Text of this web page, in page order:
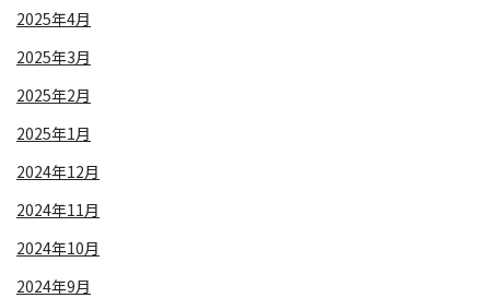
2025年4月
2025年3月
2025年2月
2025年1月
2024年12月
2024年11月
2024年10月
2024年9月